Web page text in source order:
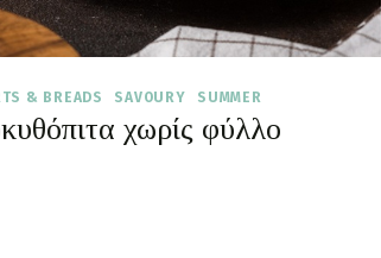
& BREADS SAVOURY SUMMER
χωρίς φύλλο